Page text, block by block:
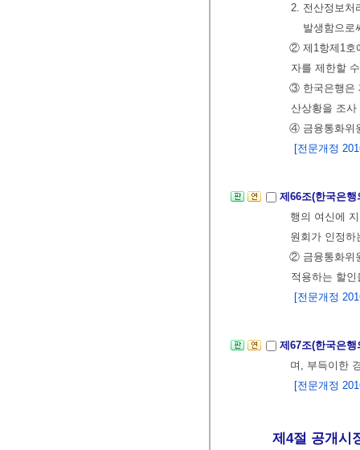
2. 전산정보처
발생함으로
② 제1항제1호
자를 제한할
③ 한국은행은
산상황을 조
④ 금융통화위
[전문개정
제66조(한국은
행의 여신에
원회가 인정
② 금융통화위
적용하는 할
[전문개정
제67조(한국은
며, 부득이한
[전문개정
제4절 공개시장